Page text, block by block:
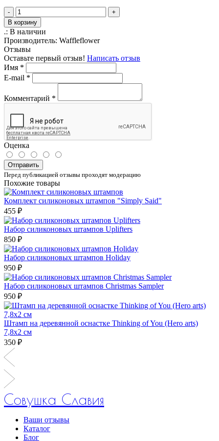
-
+
В корзину
.: В наличии
Производитель: Waffleflower
Отзывы
Оставьте первый отзыв! Написать отзыв
Имя *
E-mail *
Комментарий *
Оценка
Отправить
Перед публикацией отзывы проходят модерацию
Похожие товары
Комплект силиконовых штампов "Simply Said"
455 ₽
Набор силиконовых штампов Uplifters
850 ₽
Набор силиконовых штампов Holiday
950 ₽
Набор силиконовых штампов Christmas Sampler
950 ₽
Штамп на деревянной оснастке Thinking of You (Hero arts)
7,8х2 см
350 ₽
Совушка Славия
Ваши отзывы
Каталог
Блог